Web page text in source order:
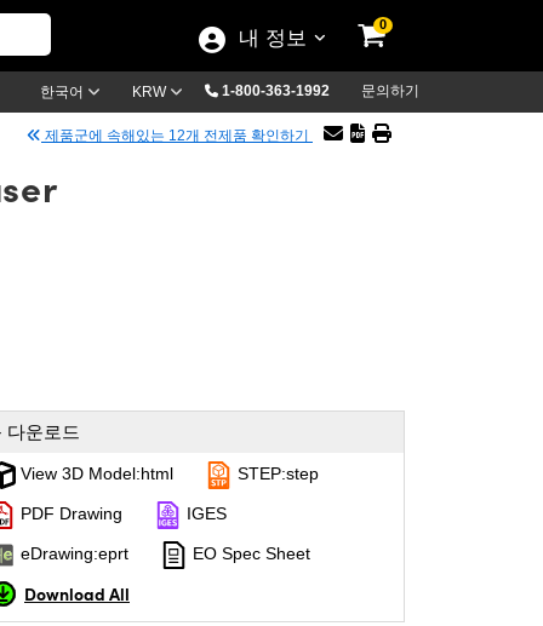
내 정보
0
한국어 KRW 1-800-363-1992 문의하기
제품군에 속해있는 12개 전제품 확인하기
다운로드
View 3D Model:html STEP:step
PDF Drawing IGES
eDrawing:eprt EO Spec Sheet
Download All